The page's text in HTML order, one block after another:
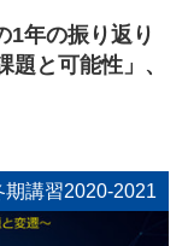
1年の振り返り
と可能性」、
期講習2020-2021